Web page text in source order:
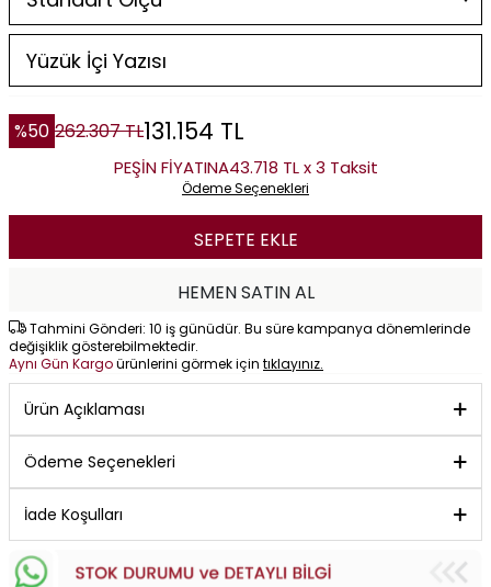
%50 262.307TL131.154 TL
PEŞİN FİYATINA43.718 TL x 3 Taksit
Ödeme Seçenekleri
SEPETE EKLE
HEMEN SATIN AL
Tahmini Gönderi: 10 iş günüdür. Bu süre kampanya dönemlerinde
değişiklik gösterebilmektedir.
Aynı Gün Kargoürünlerini görmek için tıklayınız.
Ürün Açıklaması
Ödeme Seçenekleri
İade Koşulları